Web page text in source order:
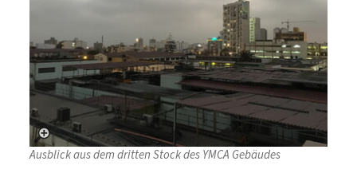
Ausblick aus dem dritten Stock des YMCA Gebäudes